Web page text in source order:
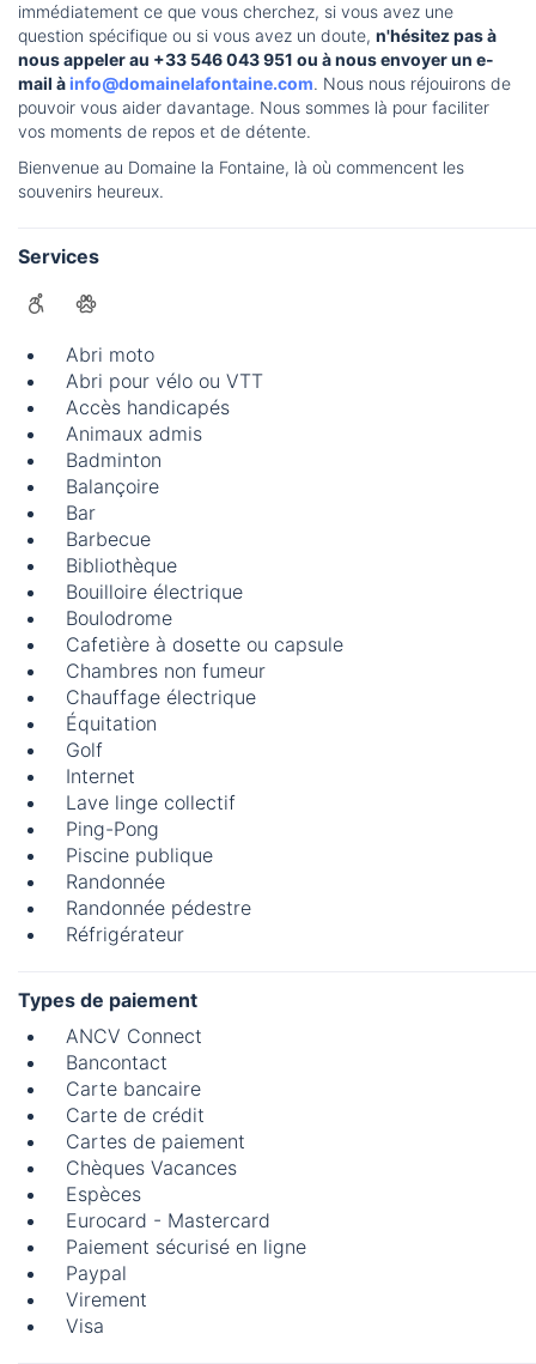
immédiatement ce que vous cherchez, si vous avez une
question spécifique ou si vous avez un doute, n'hésitez pas à
nous appeler au +33 546 043 951 ou à nous envoyer un e-
mail àinfo@domainelafontaine.com. Nous nous réjouirons de
pouvoir vous aider davantage. Nous sommes là pour faciliter
vos moments de repos et de détente.
Bienvenue au Domaine la Fontaine, là où commencent les
souvenirs heureux.
Services
Abri moto
Abri pour vélo ou VTT
Accès handicapés
Animaux admis
Badminton
Balançoire
Bar
Barbecue
Bibliothèque
Bouilloire électrique
Boulodrome
Cafetière à dosette ou capsule
Chambres non fumeur
Chauffage électrique
Équitation
Golf
Internet
Lave linge collectif
Ping-Pong
Piscine publique
Randonnée
Randonnée pédestre
Réfrigérateur
Types de paiement
ANCV Connect
Bancontact
Carte bancaire
Carte de crédit
Cartes de paiement
Chèques Vacances
Espèces
Eurocard - Mastercard
Paiement sécurisé en ligne
Paypal
Virement
Visa